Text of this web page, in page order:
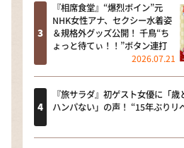
『相席食堂』“爆烈ボイン”元
NHK女性アナ、セクシー水着姿
＆規格外グッズ公開！ 千鳥“ち
ょっと待てぃ！！”ボタン連打
2026.07.21
『旅サラダ』初ゲスト女優に「
ハンパない」の声！ “15年ぶりリ